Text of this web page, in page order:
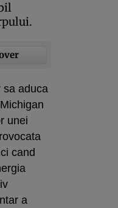
sa aduca
unei
cand
a